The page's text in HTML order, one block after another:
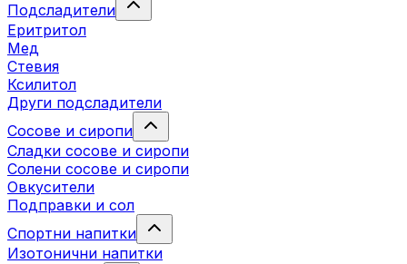
Подсладители
Еритритол
Мед
Стевия
Ксилитол
Други подсладители
Сосове и сиропи
Сладки сосове и сиропи
Солени сосове и сиропи
Овкусители
Подправки и сол
Спортни напитки
Изотонични напитки